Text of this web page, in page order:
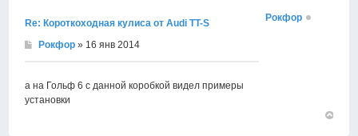
Re: Короткоходная кулиса от Audi TT-S
Рокфор » 16 янв 2014
а на Гольф 6 с данной коробкой видел примеры
установки
Рокфор